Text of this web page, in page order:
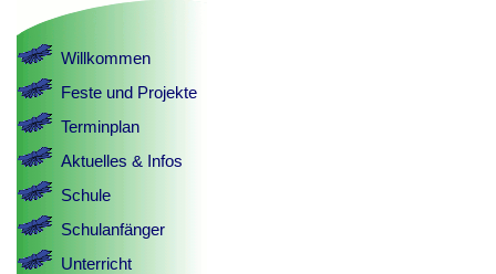
Willkommen
Feste und Projekte
Terminplan
Aktuelles & Infos
Schule
Schulanfänger
Unterricht